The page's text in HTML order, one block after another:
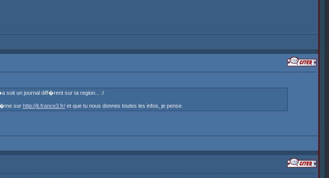
soit un journal diff�rent sur ta region... :/
sur http://jt.france3.fr/et que tu nous donnes toutes les infos, je pense.